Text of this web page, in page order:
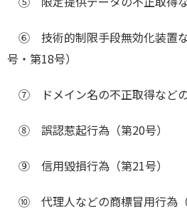
⑥ 技術的制限手段無効化装置
号・第18号）
⑦ ドメイン名の不正取得などの
⑧ 誤認惹起行為（第20号）
⑨ 信用毀損行為（第21号）
⑩ 代理人などの商標冒用行為（